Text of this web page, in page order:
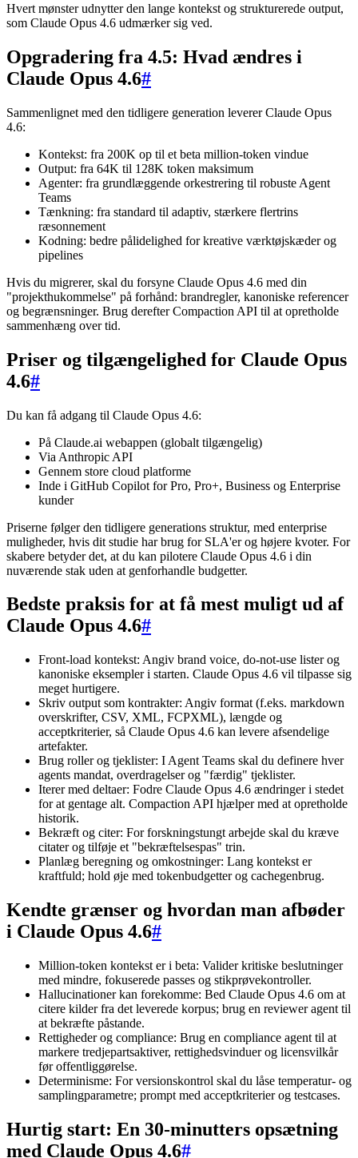
Hvert mønster udnytter den lange kontekst og strukturerede output,
som Claude Opus 4.6 udmærker sig ved.
Opgradering fra 4.5: Hvad ændres i
Claude Opus 4.6#
Sammenlignet med den tidligere generation leverer Claude Opus
4.6:
Kontekst: fra 200K op til et beta million-token vindue
Output: fra 64K til 128K token maksimum
Agenter: fra grundlæggende orkestrering til robuste Agent
Teams
Tænkning: fra standard til adaptiv, stærkere flertrins
ræsonnement
Kodning: bedre pålidelighed for kreative værktøjskæder og
pipelines
Hvis du migrerer, skal du forsyne Claude Opus 4.6 med din
"projekthukommelse" på forhånd: brandregler, kanoniske referencer
og begrænsninger. Brug derefter Compaction API til at opretholde
sammenhæng over tid.
Priser og tilgængelighed for Claude Opus
4.6#
Du kan få adgang til Claude Opus 4.6:
På Claude.ai webappen (globalt tilgængelig)
Via Anthropic API
Gennem store cloud platforme
Inde i GitHub Copilot for Pro, Pro+, Business og Enterprise
kunder
Priserne følger den tidligere generations struktur, med enterprise
muligheder, hvis dit studie har brug for SLA'er og højere kvoter. For
skabere betyder det, at du kan pilotere Claude Opus 4.6 i din
nuværende stak uden at genforhandle budgetter.
Bedste praksis for at få mest muligt ud af
Claude Opus 4.6#
Front-load kontekst: Angiv brand voice, do-not-use lister og
kanoniske eksempler i starten. Claude Opus 4.6 vil tilpasse sig
meget hurtigere.
Skriv output som kontrakter: Angiv format (f.eks. markdown
overskrifter, CSV, XML, FCPXML), længde og
acceptkriterier, så Claude Opus 4.6 kan levere afsendelige
artefakter.
Brug roller og tjeklister: I Agent Teams skal du definere hver
agents mandat, overdragelser og "færdig" tjeklister.
Iterer med deltaer: Fodre Claude Opus 4.6 ændringer i stedet
for at gentage alt. Compaction API hjælper med at opretholde
historik.
Bekræft og citer: For forskningstungt arbejde skal du kræve
citater og tilføje et "bekræftelsespas" trin.
Planlæg beregning og omkostninger: Lang kontekst er
kraftfuld; hold øje med tokenbudgetter og cachegenbrug.
Kendte grænser og hvordan man afbøder
i Claude Opus 4.6#
Million-token kontekst er i beta: Valider kritiske beslutninger
med mindre, fokuserede passes og stikprøvekontroller.
Hallucinationer kan forekomme: Bed Claude Opus 4.6 om at
citere kilder fra det leverede korpus; brug en reviewer agent til
at bekræfte påstande.
Rettigheder og compliance: Brug en compliance agent til at
markere tredjepartsaktiver, rettighedsvinduer og licensvilkår
før offentliggørelse.
Determinisme: For versionskontrol skal du låse temperatur- og
samplingparametre; prompt med acceptkriterier og testcases.
Hurtig start: En 30-minutters opsætning
med Claude Opus 4.6#